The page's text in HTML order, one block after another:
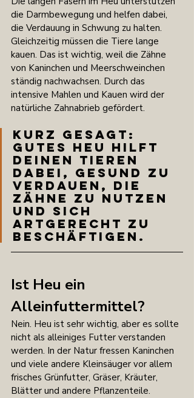
die Darmbewegung und helfen dabei,
die Verdauung in Schwung zu halten.
Gleichzeitig müssen die Tiere lange
kauen. Das ist wichtig, weil die Zähne
von Kaninchen und Meerschweinchen
ständig nachwachsen. Durch das
intensive Mahlen und Kauen wird der
natürliche Zahnabrieb gefördert.
Kurz gesagt:
Gutes Heu hilft
deinen Tieren
dabei, gesund zu
verdauen, die
Zähne zu nutzen
und sich
artgerecht zu
beschäftigen.
Ist Heu ein
Alleinfuttermittel?
Nein. Heu ist sehr wichtig, aber es sollte
nicht als alleiniges Futter verstanden
werden. In der Natur fressen Kaninchen
und viele andere Kleinsäuger vor allem
frisches Grünfutter, Gräser, Kräuter,
Blätter und andere Pflanzenteile.